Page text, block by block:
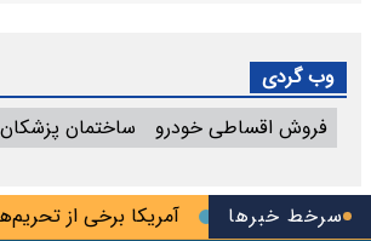
سرخط خبرها آمریکا برخی از تحریم‌های
وب گردی
فروش اقساطی خودرو
ساختمان پزشکان